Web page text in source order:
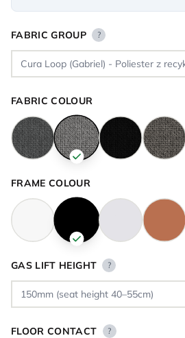
FABRIC GROUP ?
FABRIC COLOUR
FRAME COLOUR
GAS LIFT HEIGHT ?
FLOOR CONTACT ?